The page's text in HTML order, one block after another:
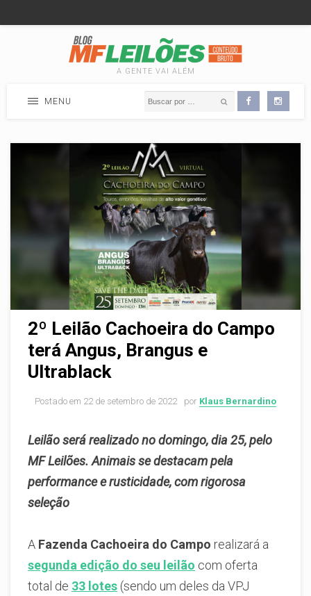
A GENTE VAI ALÉM
2º Leilão Cachoeira do Campo
terá Angus, Brangus e
Ultrablack
Postado em 22 de setembro de 2022 por Klaus Bernardino
Leilão será realizado no domingo, dia 25, pelo
MF Leilões. Animais se destacam pela
performance e rusticidade, com rigorosa
seleção
A Fazenda Cachoeira do Campo realizará a
segunda edição do seu leilão com oferta
total de 33 lotes (sendo um deles da VPJ